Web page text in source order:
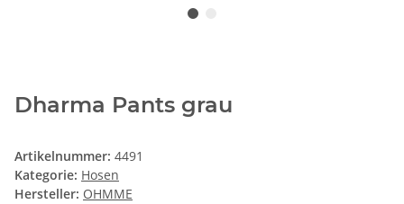
Dharma Pants grau
Artikelnummer: 4491
Kategorie: Hosen
Hersteller: OHMME